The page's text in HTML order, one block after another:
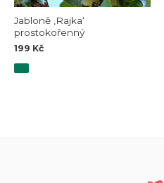
Jabloně ‚Rajka‘
prostokořenný
199 Kč